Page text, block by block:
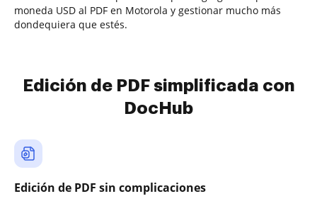
moneda USD al PDF en Motorola y gestionar mucho más
dondequiera que estés.
Edición de PDF simplificada con
DocHub
Edición de PDF sin complicaciones